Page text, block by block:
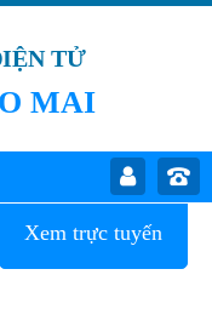
TỬ
MAI
Xem trực tuyến